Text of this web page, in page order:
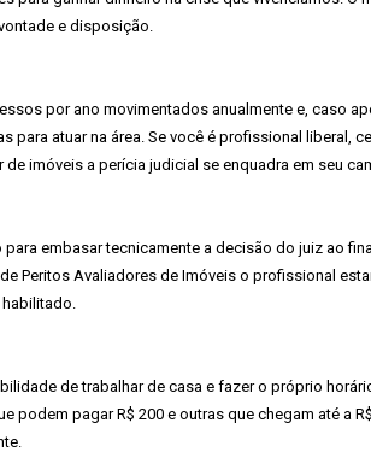
e disposição.
por ano movimentados anualmente e, caso
para atuar na área. Se você é profissional liberal,
imóveis a perícia judicial se enquadra em seu
embasar tecnicamente a decisão do juiz ao
Peritos Avaliadores de Imóveis o profissional
de trabalhar de casa e fazer o próprio
podem pagar R$ 200 e outras que chegam até a